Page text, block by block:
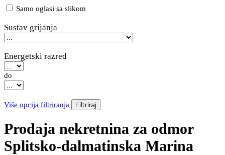
Samo oglasi sa slikom
Sustav grijanja
Energetski razred
do
Više opcija filtriranja Filtriraj
Prodaja nekretnina za odmor
Splitsko-dalmatinska Marina